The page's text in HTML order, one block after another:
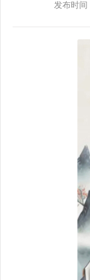
发布时间